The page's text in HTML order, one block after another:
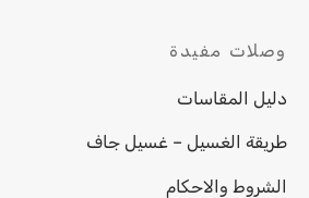
وصلات مفيدة
دليل المقاسات
طريقة الغسيل – غسيل جاف
الشروط والاحكام